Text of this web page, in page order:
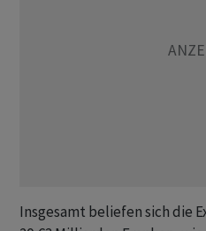
Insgesamt beliefen sich die